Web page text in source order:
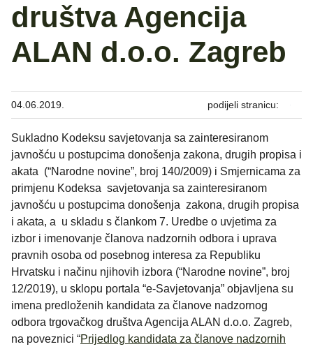
društva Agencija
ALAN d.o.o. Zagreb
04.06.2019. podijeli stranicu:
Sukladno Kodeksu savjetovanja sa zainteresiranom
javnošću u postupcima donošenja zakona, drugih propisa i
akata (“Narodne novine”, broj 140/2009) i Smjernicama za
primjenu Kodeksa savjetovanja sa zainteresiranom
javnošću u postupcima donošenja zakona, drugih propisa
i akata, a u skladu s člankom 7. Uredbe o uvjetima za
izbor i imenovanje članova nadzornih odbora i uprava
pravnih osoba od posebnog interesa za Republiku
Hrvatsku i načinu njihovih izbora (“Narodne novine”, broj
12/2019), u sklopu portala “e-Savjetovanja” objavljena su
imena predloženih kandidata za članove nadzornog
odbora trgovačkog društva Agencija ALAN d.o.o. Zagreb,
na poveznici “Prijedlog kandidata za članove nadzornih